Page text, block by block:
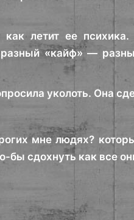
летит ее психика.
«кайф» —
уколоть. Она
мне людях?
бы сдохнуть как все